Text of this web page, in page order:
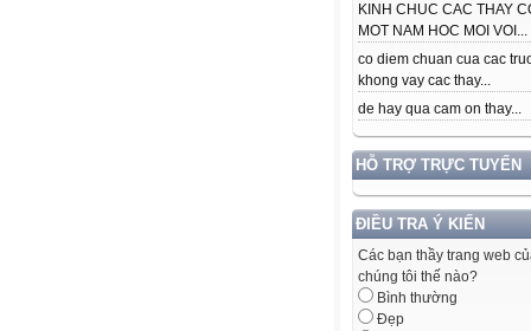
KINH CHUC CAC THAY
MOT NAM HOC MOI VOI...
co diem chuan cua cac
khong vay cac thay...
de hay qua cam on thay...
HỖ TRỢ TRỰC TUYẾN
ĐIỀU TRA Ý KIẾN
Các bạn thầy trang web
chúng tôi thế nào?
Bình thường
Đẹp